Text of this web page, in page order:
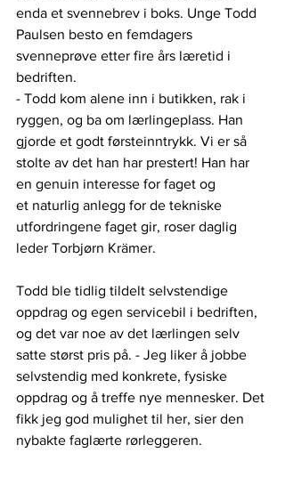
enda et svennebrev i boks. Unge Todd
Paulsen besto en femdagers
svenneprøve etter fire års læretid i
bedriften.
- Todd kom alene inn i butikken, rak i
ryggen, og ba om lærlingeplass. Han
gjorde et godt førsteinntrykk. Vi er så
stolte av det han har prestert! Han har
en genuin interesse for faget og
et naturlig anlegg for de tekniske
utfordringene faget gir, roser daglig
leder Torbjørn Krämer.
Todd ble tidlig tildelt selvstendige
oppdrag og egen servicebil i bedriften,
og det var noe av det lærlingen selv
satte størst pris på. - Jeg liker å jobbe
selvstendig med konkrete, fysiske
oppdrag og å treffe nye mennesker. Det
fikk jeg god mulighet til her, sier den
nybakte faglærte rørleggeren.